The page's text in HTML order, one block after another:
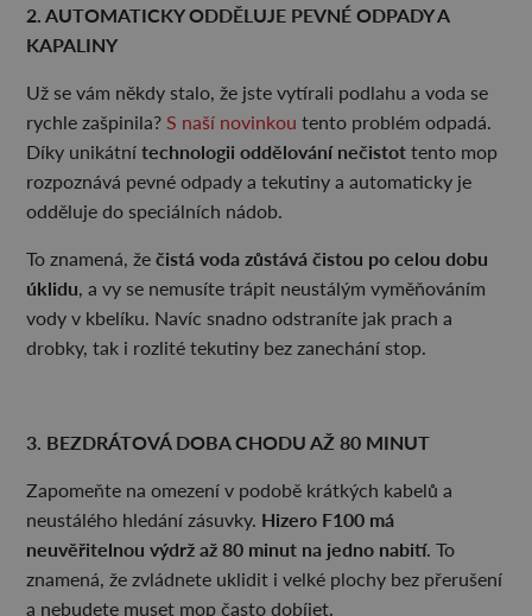
2. AUTOMATICKY ODDĚLUJE PEVNÉ ODPADY A
KAPALINY
Už se vám někdy stalo, že jste vytírali podlahu a voda se
rychle zašpinila?S naší novinkou tento problém odpadá.
Díky unikátnítechnologii oddělování nečistottento mop
rozpoznává pevné odpady a tekutiny a automaticky je
odděluje do speciálních nádob.
To znamená, žečistá voda zůstává čistou po celou dobu
úklidu, a vy se nemusíte trápit neustálým vyměňováním
vody v kbelíku. Navíc snadno odstraníte jak prach a
drobky, tak i rozlité tekutiny bez zanechání stop.
3. BEZDRÁTOVÁ DOBA CHODU AŽ 80 MINUT
Zapomeňte na omezení v podobě krátkých kabelů a
neustálého hledání zásuvky. Hizero F100 má
neuvěřitelnou výdrž až 80 minut na jedno nabití. To
znamená, že zvládnete uklidit i velké plochy bez přerušení
a nebudete muset mop často dobíjet.